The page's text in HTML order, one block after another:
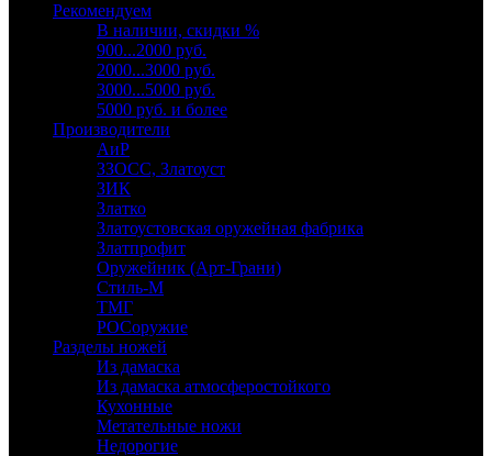
Рекомендуем
В наличии, скидки %
900...2000 руб.
2000...3000 руб.
3000...5000 руб.
5000 руб. и более
Производители
АиР
ЗЗОСС, Златоуст
ЗИК
Златко
Златоустовская оружейная фабрика
Златпрофит
Оружейник (Арт-Грани)
Стиль-М
ТМГ
РОСоружие
Разделы ножей
Из дамаска
Из дамаска атмосферостойкого
Кухонные
Метательные ножи
Недорогие